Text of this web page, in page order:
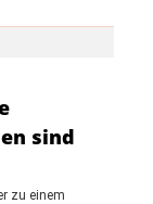
sind
zu einem